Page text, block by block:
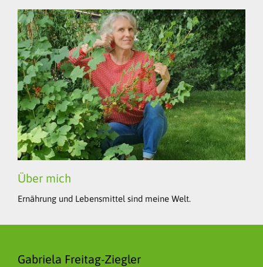
Über mich
Ernährung und Lebensmittel sind meine Welt.
Gabriela Freitag-Ziegler